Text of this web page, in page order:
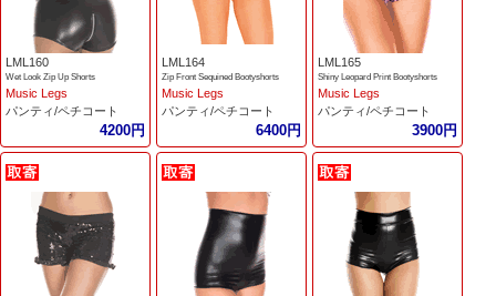
LML160
Wet Look Zip Up Shorts
Music Legs
パンティ/ペチコート
4200円
LML164
Zip Front Sequined Bootyshorts
Music Legs
パンティ/ペチコート
6400円
LML165
Shiny Leopard Print Bootyshorts
Music Legs
パンティ/ペチコート
3900円